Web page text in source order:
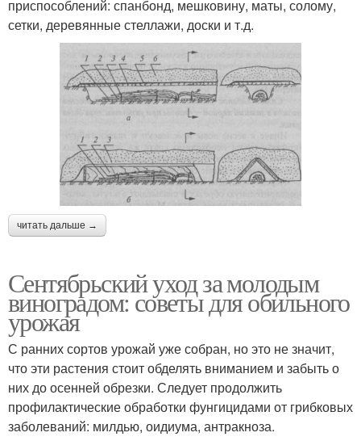
приспособлений: спанбонд, мешковину, маты, солому,
сетки, деревянные стеллажи, доски и т.д.
читать дальше →
Сентябрьский уход за молодым
виноградом: советы для обильного
урожая
С ранних сортов урожай уже собран, но это не значит,
что эти растения стоит обделять вниманием и забыть о
них до осенней обрезки. Следует продолжить
профилактические обработки фунгицидами от грибковых
заболеваний: милдью, оидиума, антракноза.